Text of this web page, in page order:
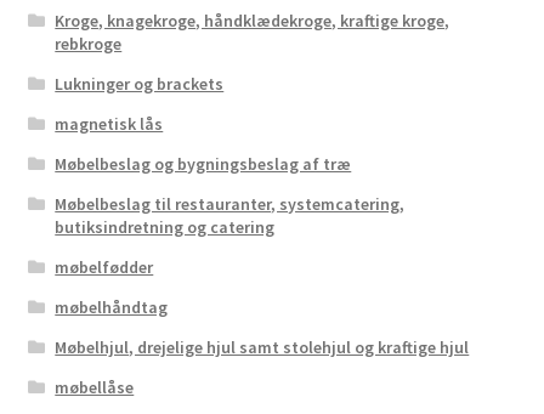
Kroge, knagekroge, håndklædekroge, kraftige kroge,
rebkroge
Lukninger og brackets
magnetisk lås
Møbelbeslag og bygningsbeslag af træ
Møbelbeslag til restauranter, systemcatering,
butiksindretning og catering
møbelfødder
møbelhåndtag
Møbelhjul, drejelige hjul samt stolehjul og kraftige hjul
møbellåse